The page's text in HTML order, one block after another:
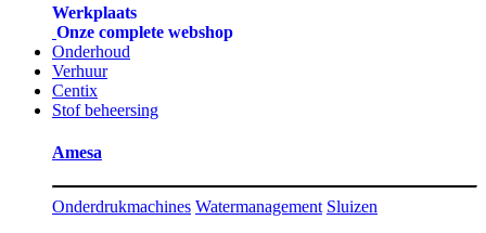
Werkplaats
Onze complete webshop
Onderhoud
Verhuur
Centix
Stof beheersing
Amesa
Onderdrukmachines Watermanagement Sluizen